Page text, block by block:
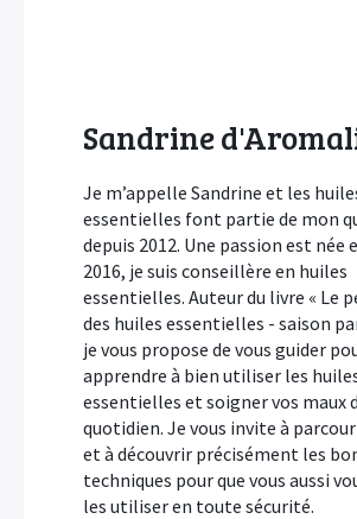
Sandrine
Je m’appelle Sandrine et les
essentielles font partie de mon
depuis 2012. Une passion est née
2016, je suis conseillère en huiles
essentielles. Auteur du livre « Le
des huiles essentielles - saison
je vous propose de vous guider
apprendre à bien utiliser les
essentielles et soigner vos maux
quotidien. Je vous invite à
et à découvrir précisément les
techniques pour que vous aussi
les utiliser en toute sécurité.